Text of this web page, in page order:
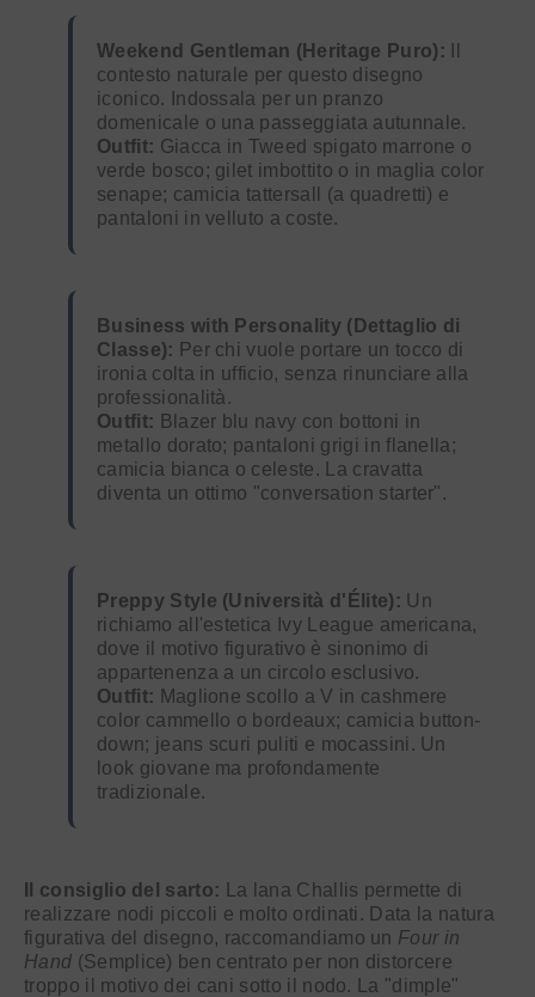
Weekend Gentleman (Heritage Puro):
contesto naturale per questo disegno
iconico. Indossala per un pranzo
domenicale o una passeggiata autunnale.
Outfit: Giacca in Tweed spigato marrone o
verde bosco; gilet imbottito o in maglia color
senape; camicia tattersall (a quadretti) e
pantaloni in velluto a coste.
Business with Personality (Dettaglio di
Classe): Per chi vuole portare un tocco di
ironia colta in ufficio, senza rinunciare alla
professionalità.
Outfit: Blazer blu navy con bottoni in
metallo dorato; pantaloni grigi in flanella;
camicia bianca o celeste. La cravatta
diventa un ottimo "conversation starter".
Preppy Style (Università d'Élite): Un
richiamo all'estetica Ivy League americana,
dove il motivo figurativo è sinonimo di
appartenenza a un circolo esclusivo.
Outfit: Maglione scollo a V in cashmere
color cammello o bordeaux; camicia button-
down; jeans scuri puliti e mocassini. Un
look giovane ma profondamente
tradizionale.
Il consiglio del sarto: La lana Challis permette di
realizzare nodi piccoli e molto ordinati. Data la natura
figurativa del disegno, raccomandiamo un Four in
Hand (Semplice) ben centrato per non distorcere
troppo il motivo dei cani sotto il nodo. La "dimple"